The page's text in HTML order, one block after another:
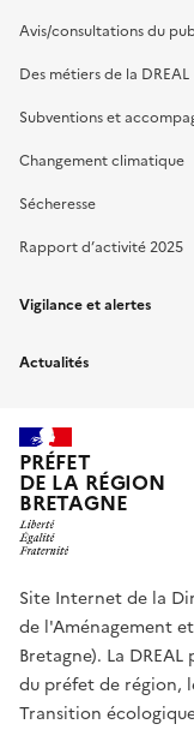
Avis/consultations du
Des métiers de la DREAL
Subventions et
Changement climatique
Sécheresse
Rapport d’activité 2025
Vigilance et alertes
Actualités
PRÉFET
DE LA RÉGION
BRETAGNE
Site Internet de la
de l'Aménagement
Bretagne). La
du préfet de région,
Transition